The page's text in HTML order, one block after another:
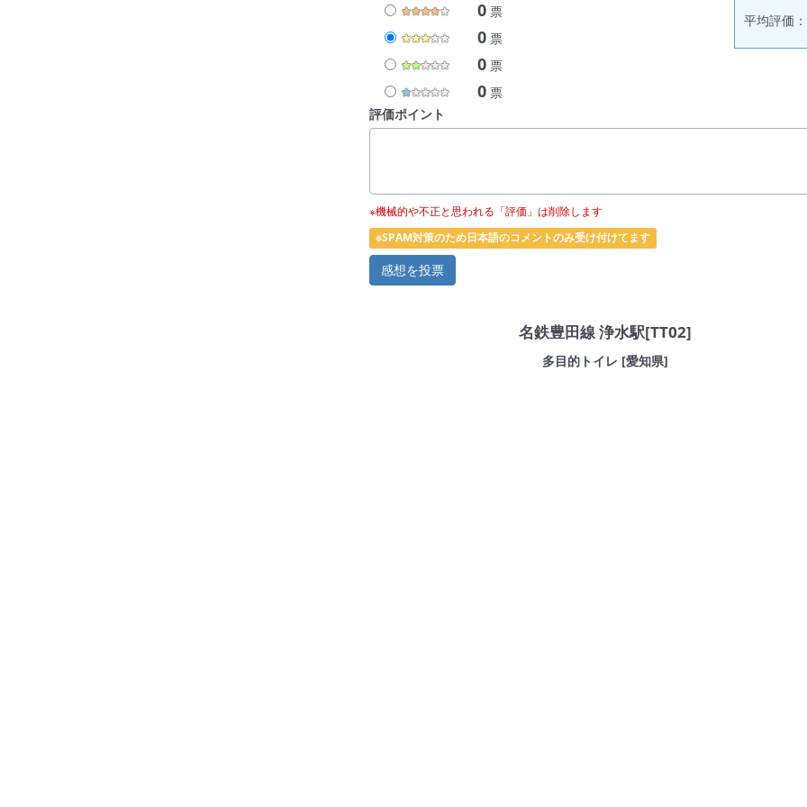
0票
0票
0票
0票
平均評価
評価ポイント
※機械的や不正と思われる「評価」は削除します
※SPAM対策のため日本語のコメントのみ受け付けてます
名鉄豊田線 浄水駅[TT02]
多目的トイレ [愛知県]